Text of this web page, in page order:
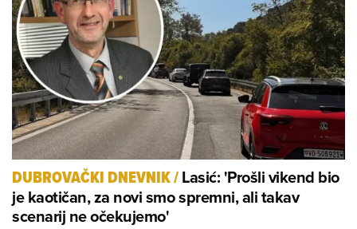
DUBROVAČKI DNEVNIK/Lasić: 'Prošli vikend bio
je kaotičan, za novi smo spremni, ali takav
scenarij ne očekujemo'